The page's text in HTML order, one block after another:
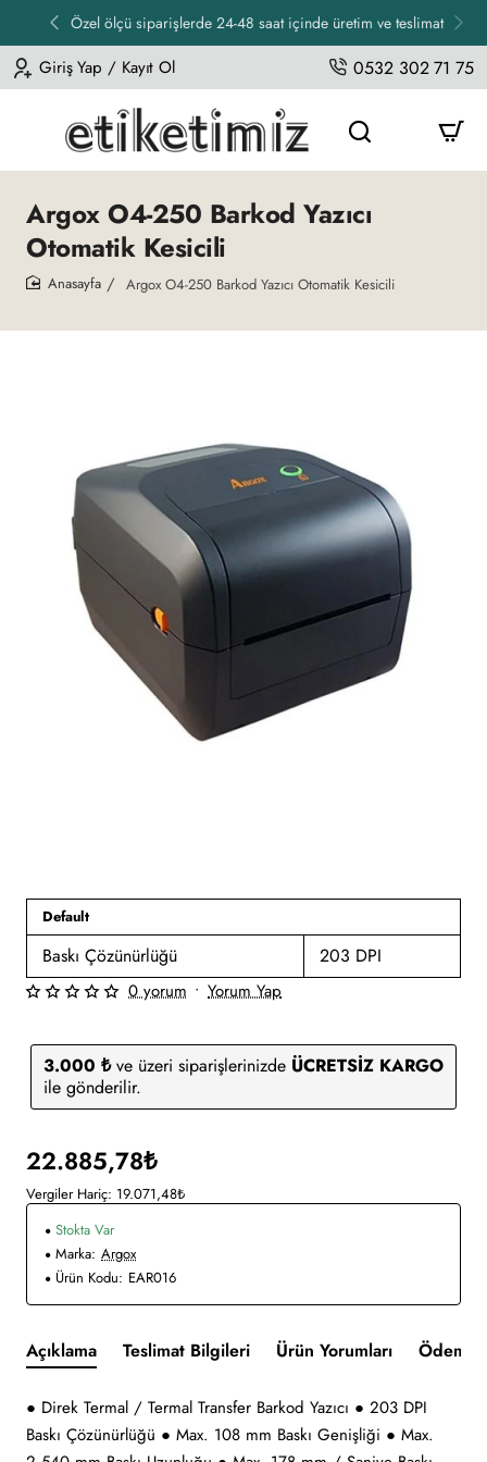
Özel ölçü siparişlerde 24-48 saat içinde üretim ve teslimat
Giriş Yap / Kayıt Ol 0532 302 71 75
Argox O4-250 Barkod Yazıcı
Otomatik Kesicili
Argox O4-250 Barkod Yazıcı Otomatik Kesicili
Default
Baskı Çözünürlüğü 203 DPI
3.000 ₺ve üzeri siparişlerinizde ÜCRETSİZ KARGO
ile gönderilir.
0 yorum • Yorum Yap
22.885,78₺
Vergiler Hariç: 19.071,48₺
Stokta Var
Marka: Argox
Ürün Kodu: EAR016
Açıklama Teslimat Bilgileri Ürün Yorumları Ödeme
● Direk Termal / Termal Transfer Barkod Yazıcı ● 203 DPI
Baskı Çözünürlüğü ● Max. 108 mm Baskı Genişliği ● Max.